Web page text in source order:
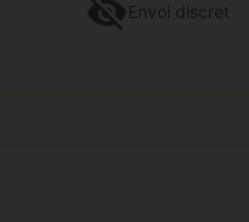
Envoi discret